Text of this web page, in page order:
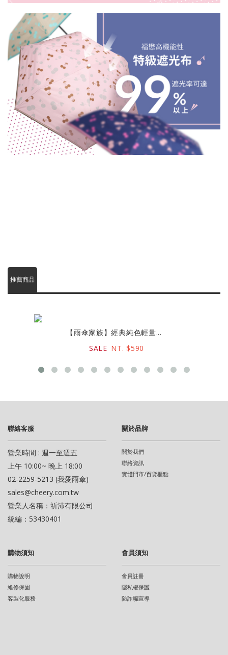
推薦商品
【雨傘家族】經典純色輕量...
SALE NT. $590
聯絡客服
營業時間 : 週一至週五
上午 10:00~ 晚上 18:00
02-2259-5213 (我愛雨傘)
sales@cheery.com.tw
營業人名稱：祈沛有限公司
統編：53430401
關於品牌
關於我們
聯絡資訊
實體門市/百貨櫃點
購物須知
購物說明
維修保固
客製化服務
會員須知
會員註冊
隱私權保護
防詐騙宣導